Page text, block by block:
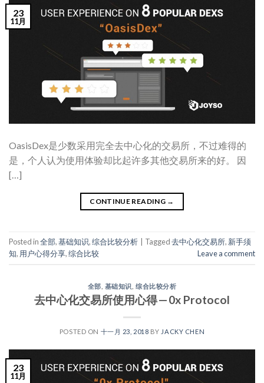
23
11月
OasisDex是少数采用完全去中心化的交易所，不过难得的
是，个人认为使用体验却比起许多其他交易所来的好。 因
[…]
CONTINUE READING →
Posted in全部,基础知识,综合比较分析 Tagged去中心化交易所, 新手须
知, 用户心得分享,综合比较 Leave a comment
全部 基础知识 ,综合比较分析
去中心化交易所使用心得 — 0x Protocol
POSTED ON 十一月 23, 2018 BY JACKY CHEN
23
11月